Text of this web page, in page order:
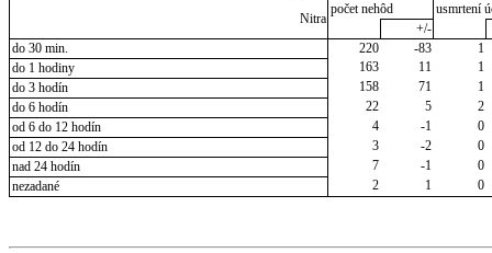
Nitra
počet nehôd
usmrtení
+/-
do 30 min.
220 -83
1
do 1 hodiny
163 11
1
do 3 hodín
158 71
1
do 6 hodín
22 5
2
od 6 do 12 hodín
4 -1
0
od 12 do 24 hodín
3 -2
0
nad 24 hodín
7 -1
0
nezadané
2 1 0